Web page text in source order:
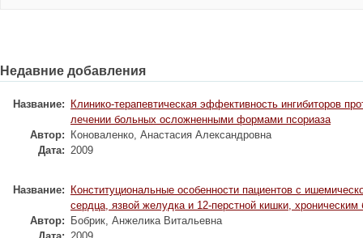
Недавние добавления
Название:
Клинико-терапевтическая эффективность ингибиторов
лечении больных осложненными формами псориаза
Автор:
Коноваленко, Анастасия Александровна
Дата: 2009
Название:
Конституциональные особенности пациентов с
сердца, язвой желудка и 12-перстной кишки, хроническим
Автор:
Бобрик, Анжелика Витальевна